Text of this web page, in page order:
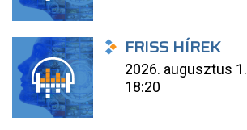
FRISS HÍREK
2026. augusztus 1.
18:20